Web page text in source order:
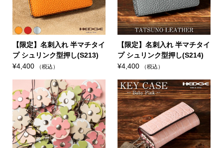
【限定】名刺入れ 半マチタイ
プ シュリンク型押し(S213)
¥4,400 （税込）
【限定】名刺入れ 半マチタイ
プ シュリンク型押し(S214)
¥4,400 （税込）